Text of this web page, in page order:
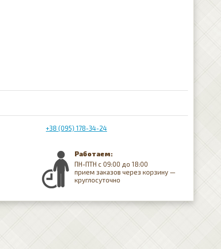
+38 (095) 178-34-24
Работаем:
ПН-ПТН с 09:00 до 18:00
прием заказов через корзину —
круглосуточно